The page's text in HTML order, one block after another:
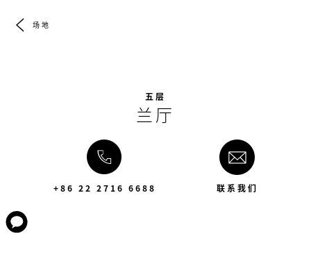
场地
五层
兰厅
+86 22 2716 6688 联系我们